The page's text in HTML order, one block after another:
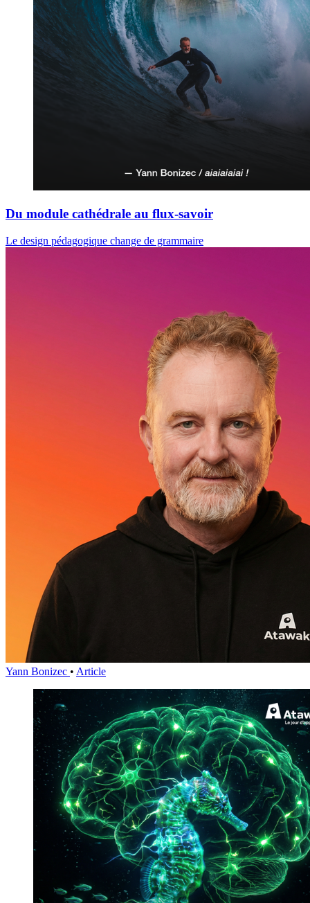
Du module cathédrale au flux-savoir
Le design pédagogique change de grammaire
Yann Bonizec • Article